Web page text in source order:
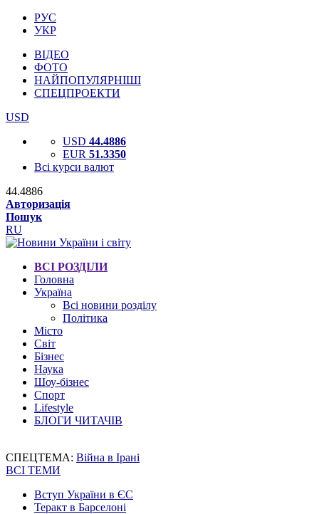
РУС
УКР
ВІДЕО
ФОТО
НАЙПОПУЛЯРНІШІ
СПЕЦПРОЕКТИ
USD
USD 44.4886
EUR 51.3350
Всі курси валют
44.4886
Авторизація
Пошук
RU
ВСІ РОЗДІЛИ
Головна
Україна
Всі новини розділу
Політика
Місто
Світ
Бізнес
Наука
Шоу-бізнес
Спорт
Lifestyle
БЛОГИ ЧИТАЧІВ
СПЕЦТЕМА: Війна в Ірані
ВСІ ТЕМИ
Вступ України в ЄС
Теракт в Барселоні